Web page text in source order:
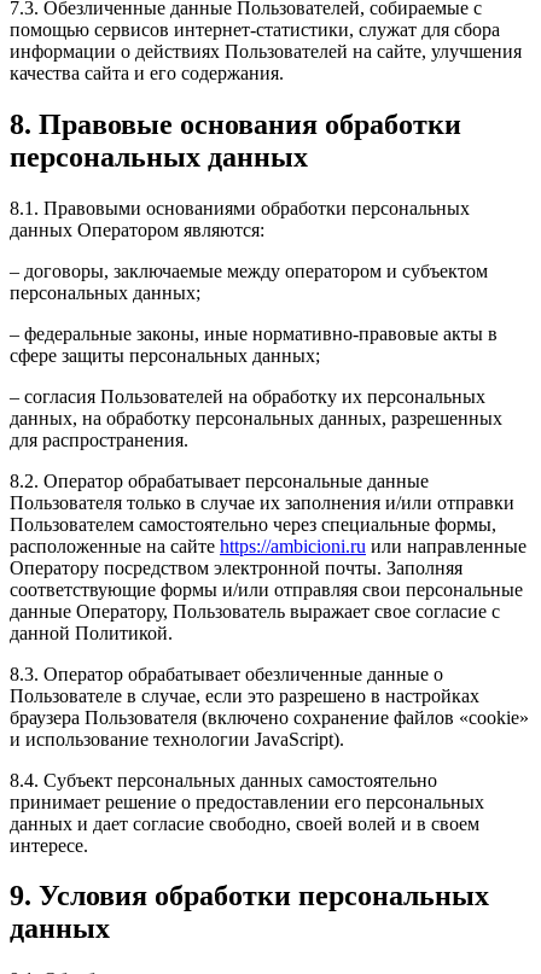
7.3. Обезличенные данные Пользователей, собираемые с
помощью сервисов интернет-статистики, служат для сбора
информации о действиях Пользователей на сайте, улучшения
качества сайта и его содержания.
8. Правовые основания обработки
персональных данных
8.1. Правовыми основаниями обработки персональных
данных Оператором являются:
– договоры, заключаемые между оператором и субъектом
персональных данных;
– федеральные законы, иные нормативно-правовые акты в
сфере защиты персональных данных;
– согласия Пользователей на обработку их персональных
данных, на обработку персональных данных, разрешенных
для распространения.
8.2. Оператор обрабатывает персональные данные
Пользователя только в случае их заполнения и/или отправки
Пользователем самостоятельно через специальные формы,
расположенные на сайте https://ambicioni.ru или направленные
Оператору посредством электронной почты. Заполняя
соответствующие формы и/или отправляя свои персональные
данные Оператору, Пользователь выражает свое согласие с
данной Политикой.
8.3. Оператор обрабатывает обезличенные данные о
Пользователе в случае, если это разрешено в настройках
браузера Пользователя (включено сохранение файлов «cookie»
и использование технологии JavaScript).
8.4. Субъект персональных данных самостоятельно
принимает решение о предоставлении его персональных
данных и дает согласие свободно, своей волей и в своем
интересе.
9. Условия обработки персональных
данных